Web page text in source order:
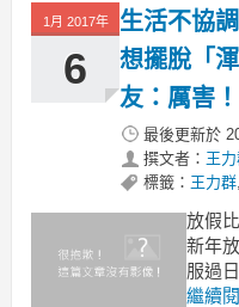
1月 2017年
6
生活不協
想擺脫「
友：厲害！
最後更新於
撰文者： 王
標籤： 王力群,
放假
新年
服過
好好
繼續